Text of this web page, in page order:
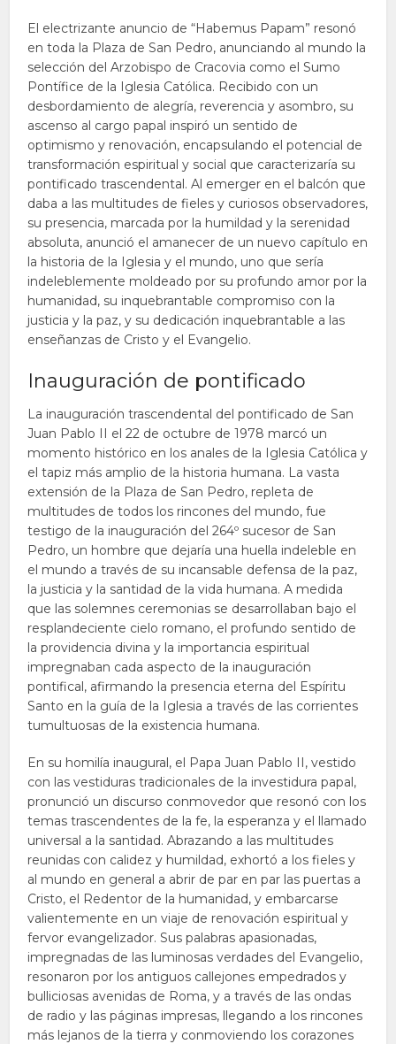
El electrizante anuncio de “Habemus Papam” resonó
en toda la Plaza de San Pedro, anunciando al mundo la
selección del Arzobispo de Cracovia como el Sumo
Pontífice de la Iglesia Católica. Recibido con un
desbordamiento de alegría, reverencia y asombro, su
ascenso al cargo papal inspiró un sentido de
optimismo y renovación, encapsulando el potencial de
transformación espiritual y social que caracterizaría su
pontificado trascendental. Al emerger en el balcón que
daba a las multitudes de fieles y curiosos observadores,
su presencia, marcada por la humildad y la serenidad
absoluta, anunció el amanecer de un nuevo capítulo en
la historia de la Iglesia y el mundo, uno que sería
indeleblemente moldeado por su profundo amor por la
humanidad, su inquebrantable compromiso con la
justicia y la paz, y su dedicación inquebrantable a las
enseñanzas de Cristo y el Evangelio.
Inauguración de pontificado
La inauguración trascendental del pontificado de San
Juan Pablo II el 22 de octubre de 1978 marcó un
momento histórico en los anales de la Iglesia Católica y
el tapiz más amplio de la historia humana. La vasta
extensión de la Plaza de San Pedro, repleta de
multitudes de todos los rincones del mundo, fue
testigo de la inauguración del 264º sucesor de San
Pedro, un hombre que dejaría una huella indeleble en
el mundo a través de su incansable defensa de la paz,
la justicia y la santidad de la vida humana. A medida
que las solemnes ceremonias se desarrollaban bajo el
resplandeciente cielo romano, el profundo sentido de
la providencia divina y la importancia espiritual
impregnaban cada aspecto de la inauguración
pontifical, afirmando la presencia eterna del Espíritu
Santo en la guía de la Iglesia a través de las corrientes
tumultuosas de la existencia humana.
En su homilía inaugural, el Papa Juan Pablo II, vestido
con las vestiduras tradicionales de la investidura papal,
pronunció un discurso conmovedor que resonó con los
temas trascendentes de la fe, la esperanza y el llamado
universal a la santidad. Abrazando a las multitudes
reunidas con calidez y humildad, exhortó a los fieles y
al mundo en general a abrir de par en par las puertas a
Cristo, el Redentor de la humanidad, y embarcarse
valientemente en un viaje de renovación espiritual y
fervor evangelizador. Sus palabras apasionadas,
impregnadas de las luminosas verdades del Evangelio,
resonaron por los antiguos callejones empedrados y
bulliciosas avenidas de Roma, y a través de las ondas
de radio y las páginas impresas, llegando a los rincones
más lejanos de la tierra y conmoviendo los corazones